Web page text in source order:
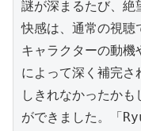
謎が深まるたび、絶
快感は、通常の視聴
キャラクターの動機
によって深く補完
しきれなかったか
ができました。「